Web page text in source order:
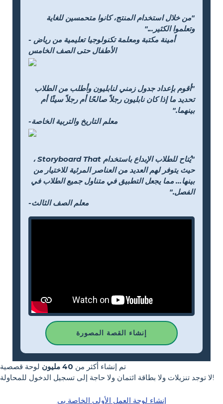
"من خلال استخدام المنتج، كانوا متحمسين للغاية
وتعلموا الكثير..."
- أمينة مكتبة ومعلمة تكنولوجيا تعليمية من رياض
الأطفال حتى الصف الخامس
"أقوم بإعداد جدول زمني لنابليون وأطلب من الطلاب
تحديد ما إذا كان نابليون رجلاً صالحًا أم رجلاً سيئًا أم
بينهما."
-معلم التاريخ والتربية الخاصة
"يُتاح للطلاب الإبداع باستخدام Storyboard That ،
حيث يتوفر لهم العديد من العناصر المرئية للاختيار من
بينها... مما يجعل التطبيق في متناول جميع الطلاب في
الفصل."
-معلم الصف الثالث
إنشاء القصة المصورة
تم إنشاء أكثر من 40 مليون
لوحة قصصية
لا توجد تنزيلات ولا بطاقة ائتمان ولا حاجة إلى تسجيل الدخول للمحاولة!
إنشاء لوحة العمل الأولى الخاصة بي